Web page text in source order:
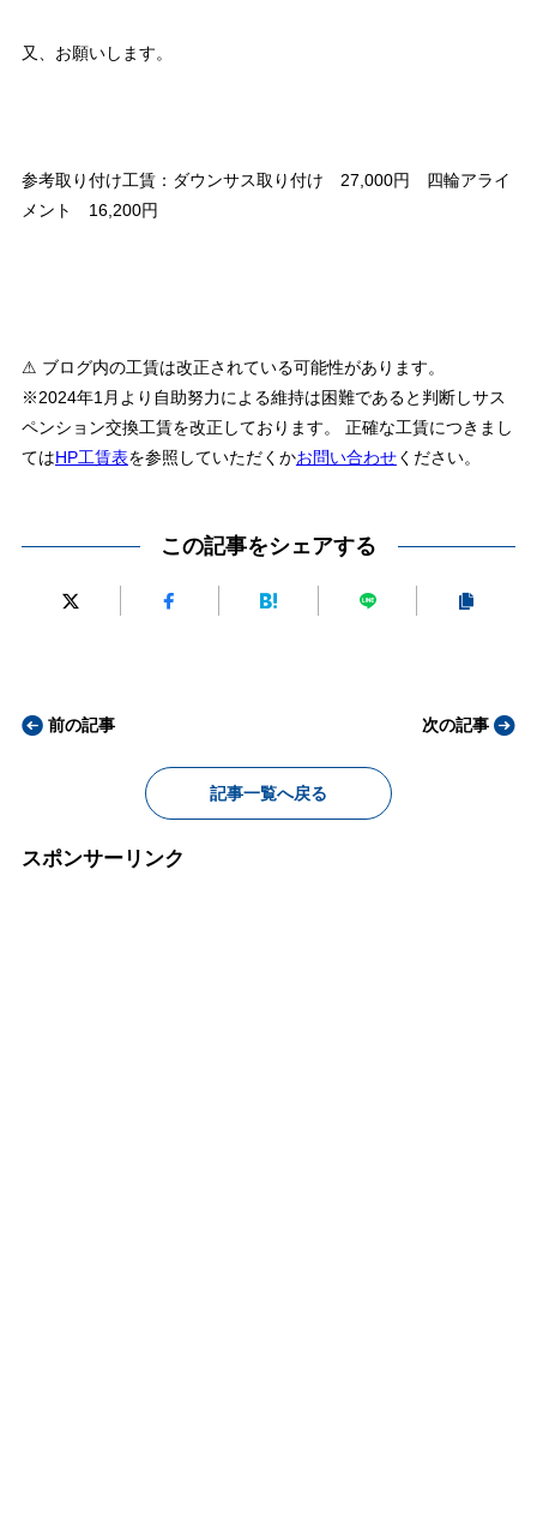
又、お願いします。
参考取り付け工賃：ダウンサス取り付け 27,000円 四輪アライ
メント 16,200円
⚠ ブログ内の工賃は改正されている可能性があります。
※2024年1月より自助努力による維持は困難であると判断しサス
ペンション交換工賃を改正しております。 正確な工賃につきまし
てはHP工賃表を参照していただくかお問い合わせください。
この記事をシェアする
前の記事
記事一覧へ戻る
次の記事
スポンサーリンク